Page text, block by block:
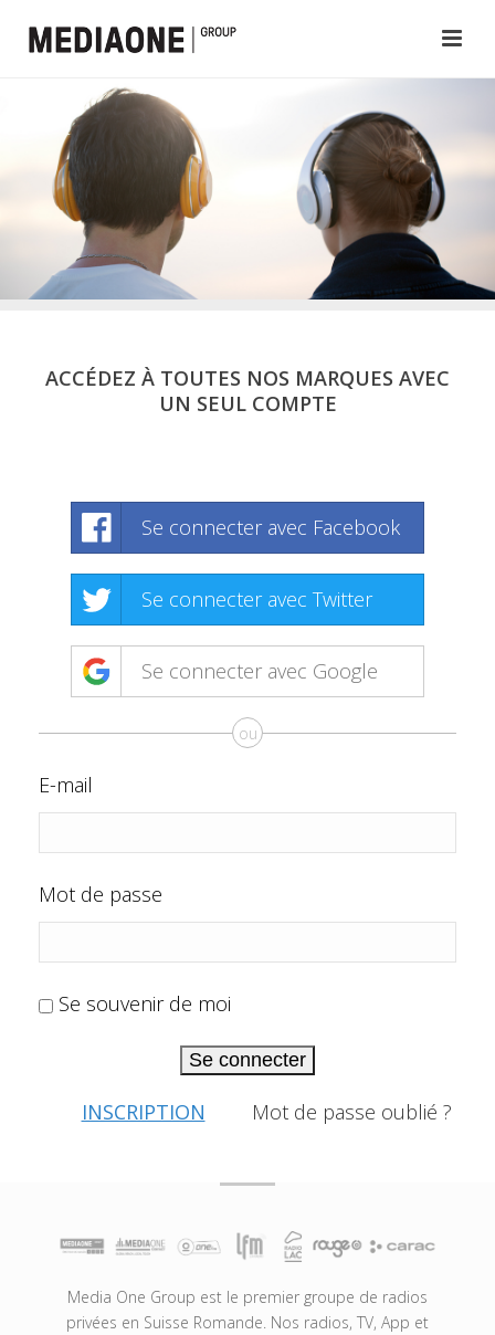
ACCÉDEZ À TOUTES NOS MARQUES AVEC
UN SEUL COMPTE
Se connecter avec Facebook
Se connecter avec Twitter
Se connecter avec Google
ou
E-mail
Mot de passe
Se souvenir de moi
Se connecter
INSCRIPTION Mot de passe oublié ?
Media One Group est le premier groupe de radios
privées en Suisse Romande. Nos radios, TV, App et